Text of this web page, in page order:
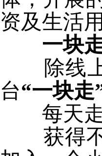
资及生活
一块
除线上
台“一块走
每天走
获得不